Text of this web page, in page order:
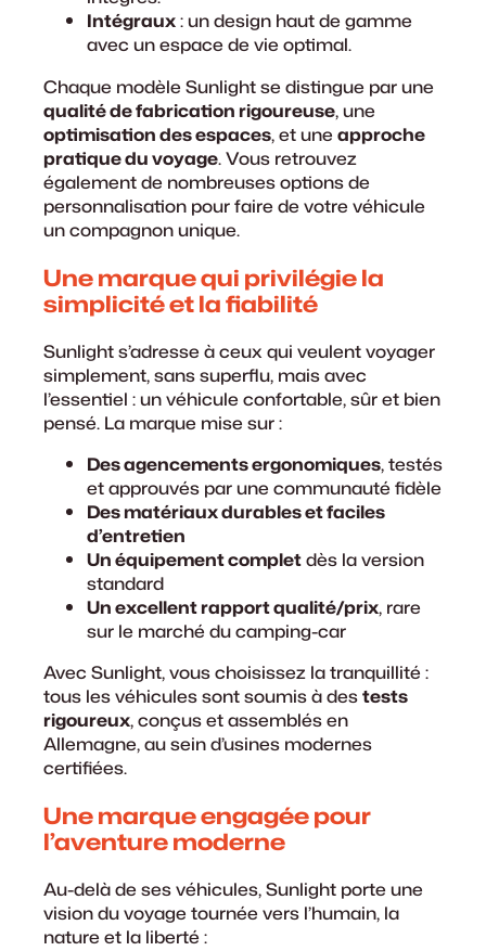
Intégraux: un design haut de gamme
avec un espace de vie optimal.
Chaque modèle Sunlight se distingue par une
qualité de fabrication rigoureuse, une
optimisation des espaces, et uneapproche
pratique du voyage. Vous retrouvez
également de nombreuses options de
personnalisation pour faire de votre véhicule
un compagnon unique.
Une marque qui privilégie la
simplicité et la fiabilité
Sunlight s’adresse à ceux qui veulent voyager
simplement, sans superflu, mais avec
l’essentiel : un véhicule confortable, sûr et bien
pensé. La marque mise sur :
Des agencements ergonomiques, testés
et approuvés par une communauté fidèle
Des matériaux durables et faciles
d’entretien
Un équipement completdès la version
standard
Un excellent rapport qualité/prix, rare
sur le marché du camping-car
Avec Sunlight, vous choisissez la tranquillité :
tous les véhicules sont soumis à destests
rigoureux, conçus et assemblés en
Allemagne, au sein d’usines modernes
certifiées.
Une marque engagée pour
l’aventure moderne
Au-delà de ses véhicules, Sunlight porte une
vision du voyage tournée vers l’humain, la
nature et la liberté :